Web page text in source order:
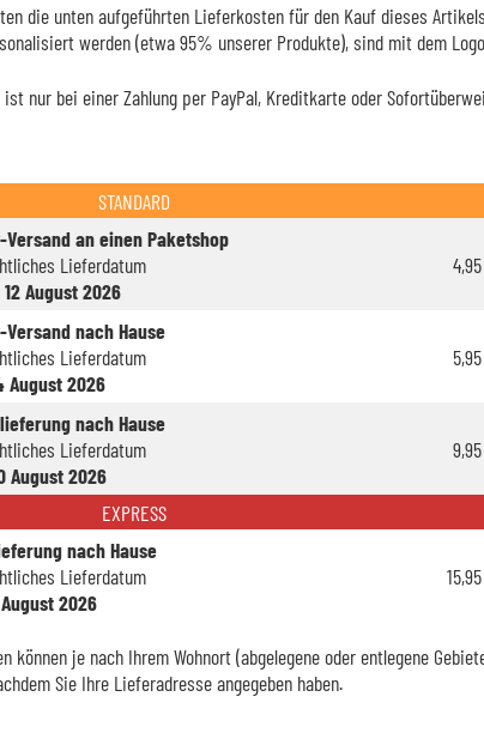
die unten aufgeführten Lieferkosten für den Kauf dieses
werden (etwa 95% unserer Produkte), sind mit dem Logo
nur bei einer Zahlung per PayPal, Kreditkarte oder
STANDARD
Versand an einen Paketshop
Lieferdatum
August 2026
Versand nach Hause
Lieferdatum
August 2026
nach Hause
Lieferdatum
August 2026
EXPRESS
nach Hause
Lieferdatum
2026
können je nach Ihrem Wohnort (abgelegene oder entlegene
Sie Ihre Lieferadresse angegeben haben.